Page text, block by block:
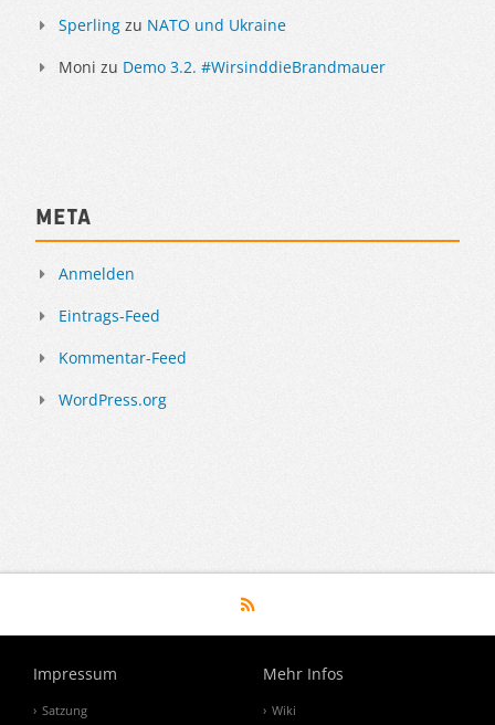
Sperling zu NATO und Ukraine
Moni zu Demo 3.2. #WirsinddieBrandmauer
Meta
Anmelden
Eintrags-Feed
Kommentar-Feed
WordPress.org
Impressum
Satzung
Mehr Infos
Wiki